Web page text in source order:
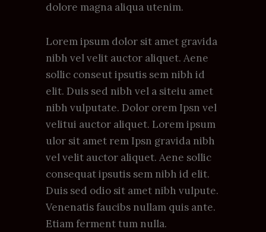
dolore magna aliqua utenim.
Lorem ipsum dolor sit amet gravida
nibh vel velit auctor aliquet. Aene
sollic conseut ipsutis sem nibh id
elit. Duis sed nibh vel a siteiu amet
nibh vulputate. Dolor orem Ipsn vel
velitui auctor aliquet. Lorem ipsum
ulor sit amet rem Ipsn gravida nibh
vel velit auctor aliquet. Aene sollic
consequat ipsutis sem nibh id elit.
Duis sed odio sit amet nibh vulpute.
Venenatis faucibs nullam quis ante.
Etiam ferment tum nulla.